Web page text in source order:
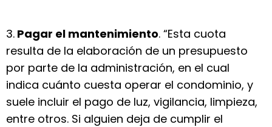
3. Pagar el mantenimiento. “Esta cuota
resulta de la elaboración de un presupuesto
por parte de la administración, en el cual
indica cuánto cuesta operar el condominio, y
suele incluir el pago de luz, vigilancia, limpieza,
entre otros. Si alguien deja de cumplir el